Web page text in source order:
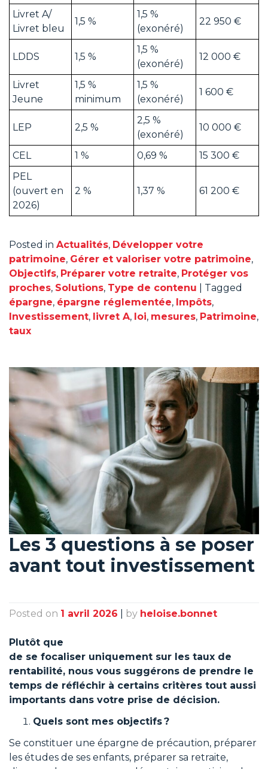
Livret A/
Livret bleu
1,5 %
1,5 %
(exonéré)
22 950 €
LDDS 1,5 %
1,5 %
(exonéré)
12 000 €
Livret
Jeune
1,5 %
minimum
1,5 %
(exonéré)
1 600 €
LEP 2,5 %
2,5 %
(exonéré)
10 000 €
CEL 1 % 0,69 %
15 300 €
PEL
(ouvert en
2026)
2 % 1,37 % 61 200 €
Posted in Actualités, Développer votre
patrimoine, Gérer et valoriser votre patrimoine,
Objectifs, Préparer votre retraite, Protéger vos
proches, Solutions, Type de contenu
Tagged
épargne, épargne réglementée, Impôts,
Investissement, livret A, loi, mesures, Patrimoine,
taux
Les 3 questions à se poser
avant tout investissement
Posted on 1 avril 2026 by heloise.bonnet
Plutôt que
de se focaliser uniquement sur les taux de
rentabilité, nous vous suggérons de prendre le
temps de réfléchir à certains critères tout aussi
importants dans votre prise de décision.
Quels sont mes objectifs ?
Se constituer une épargne de précaution, préparer
les études de ses enfants, préparer sa retraite,